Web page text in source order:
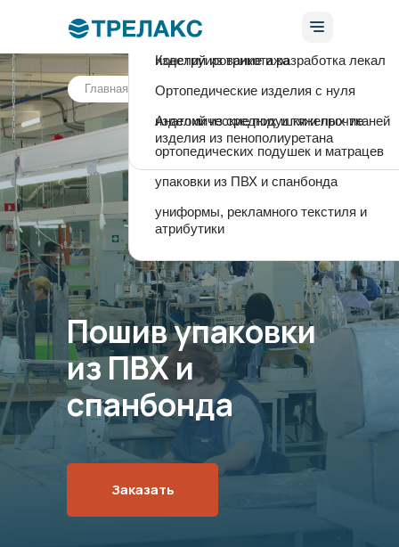
Обратный
Разработка
Производство О
упаковки из ПВХ и спанбонда
ортопедических подушек и матрацев
изделий из средних и тяжелых тканей
униформы, рекламного текстиля и
атрибутики
изделий из трикотажа
Пошив:
изделий из деликатных тканей
Анатомические подушки и прочие
изделия из пенополиуретана
Ортопедические изделия с нуля
Дизайн-проект
Конструирование и разработка лекал
Пошив упаковки
из ПВХ и
спанбонда
Заказать
Главная Пошив упаковки из ПВХ и с...